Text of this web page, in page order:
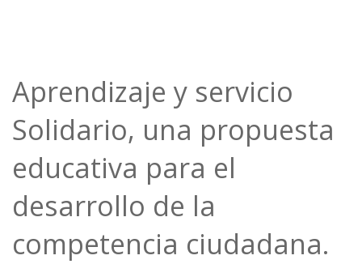
Aprendizaje y servicio
Solidario, una propuesta
educativa para el
desarrollo de la
competencia ciudadana.